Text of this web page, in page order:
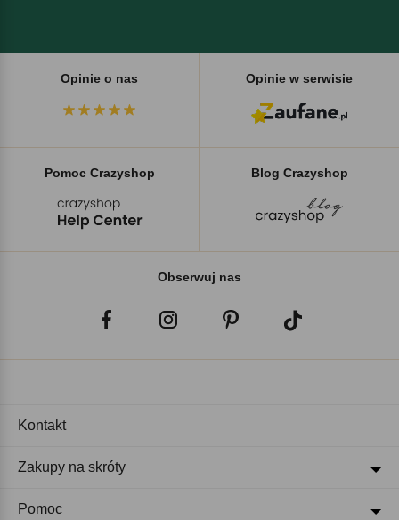
Opinie o nas Opinie w serwisie
Pomoc Crazyshop Blog Crazyshop
Obserwuj nas
Kontakt
Zakupy na skróty
Pomoc